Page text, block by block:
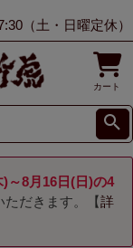
（土・日曜定休）
カート
～8月16日(日)の4
だきます。【詳